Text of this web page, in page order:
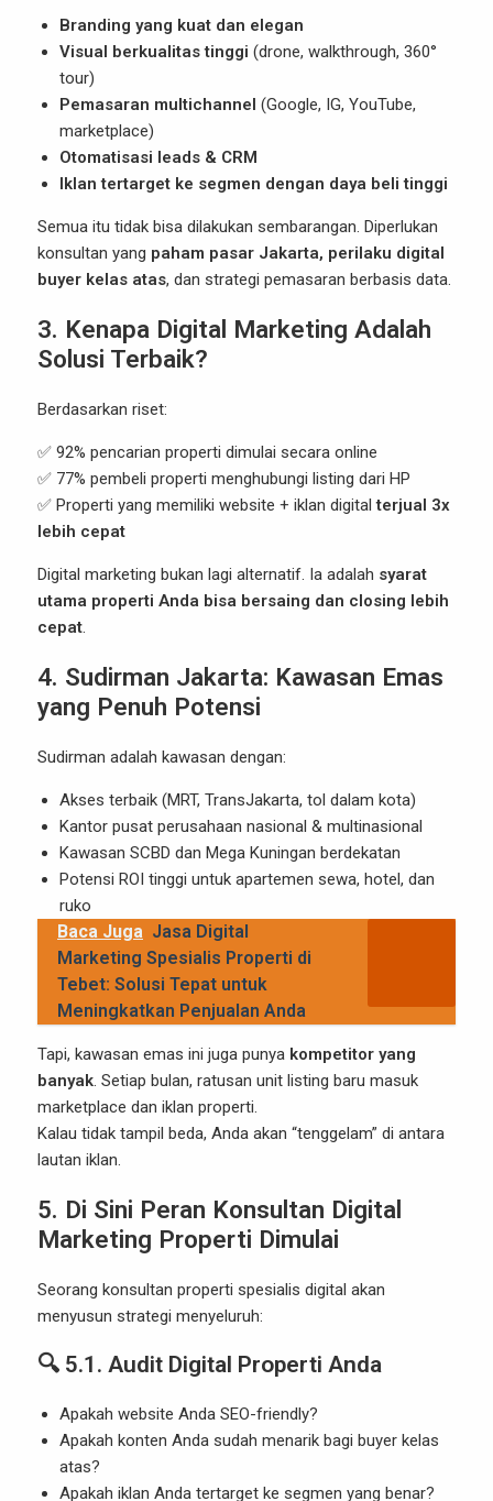
Branding yang kuat dan elegan
Visual berkualitas tinggi (drone, walkthrough, 360°
tour)
Pemasaran multichannel (Google, IG, YouTube,
marketplace)
Otomatisasi leads & CRM
Iklan tertarget ke segmen dengan daya beli tinggi
Semua itu tidak bisa dilakukan sembarangan. Diperlukan
konsultan yang paham pasar Jakarta, perilaku digital
buyer kelas atas, dan strategi pemasaran berbasis data.
3. Kenapa Digital Marketing Adalah
Solusi Terbaik?
Berdasarkan riset:
✅ 92% pencarian properti dimulai secara online
✅ 77% pembeli properti menghubungi listing dari HP
✅ Properti yang memiliki website + iklan digitalterjual 3x
lebih cepat
Digital marketing bukan lagi alternatif. Ia adalah syarat
utama properti Anda bisa bersaing dan closing lebih
cepat.
4. Sudirman Jakarta: Kawasan Emas
yang Penuh Potensi
Sudirman adalah kawasan dengan:
Akses terbaik (MRT, TransJakarta, tol dalam kota)
Kantor pusat perusahaan nasional & multinasional
Kawasan SCBD dan Mega Kuningan berdekatan
Potensi ROI tinggi untuk apartemen sewa, hotel, dan
ruko
Baca Juga Jasa Digital
Marketing Spesialis Properti di
Tebet: Solusi Tepat untuk
Meningkatkan Penjualan Anda
Tapi, kawasan emas ini juga punya kompetitor yang
banyak. Setiap bulan, ratusan unit listing baru masuk
marketplace dan iklan properti.
Kalau tidak tampil beda, Anda akan “tenggelam” di antara
lautan iklan.
5. Di Sini Peran Konsultan Digital
Marketing Properti Dimulai
Seorang konsultan properti spesialis digital akan
menyusun strategi menyeluruh:
🔍 5.1. Audit Digital Properti Anda
Apakah website Anda SEO-friendly?
Apakah konten Anda sudah menarik bagi buyer kelas
atas?
Apakah iklan Anda tertarget ke segmen yang benar?